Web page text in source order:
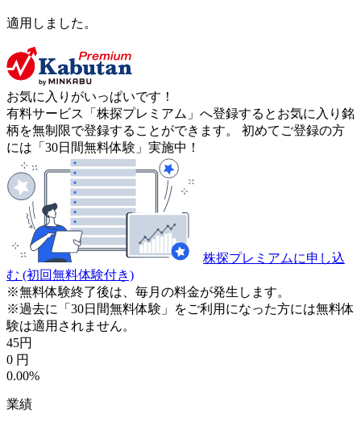
適用しました。
お気に入りがいっぱいです！
有料サービス「株探プレミアム」へ登録するとお気に入り銘
柄を無制限で登録することができます。 初めてご登録の方
には「30日間無料体験」実施中！
株探プレミアムに申し込
む (初回無料体験付き)
※無料体験終了後は、毎月の料金が発生します。
※過去に「30日間無料体験」をご利用になった方には無料体
験は適用されません。
45円
0 円
0.00%
業績